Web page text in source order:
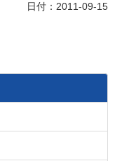
日付：2011-09-15